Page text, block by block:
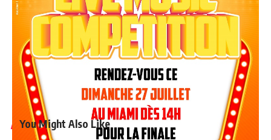
You Might Also Like